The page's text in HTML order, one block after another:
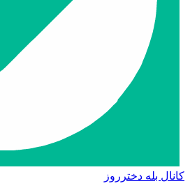
کانال بله دخترروز